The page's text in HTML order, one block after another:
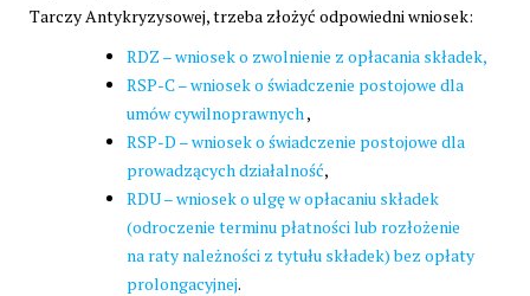
Tarczy Antykryzysowej, trzeba złożyć odpowiedni wniosek:
RDZ – wniosek o zwolnienie z opłacania składek,
RSP-C – wniosek o świadczenie postojowe dla
umów cywilnoprawnych ,
RSP-D – wniosek o świadczenie postojowe dla
prowadzących działalność,
RDU – wniosek o ulgę w opłacaniu składek
(odroczenie terminu płatności lub rozłożenie
na raty należności z tytułu składek) bez opłaty
prolongacyjnej.